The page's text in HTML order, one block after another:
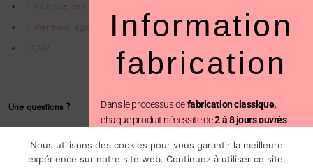
Politique de confidentialité
Mentions légales
CGV
Une questions ?
Instagram @Cofinparis
Nous utilisons des cookies pour vous garantir la meilleure
expérience sur notre site web. Continuez à utiliser ce site,
Information
fabrication
Dans le processus defabrication classique,
chaque produit nécessite de2 à 8 jours ouvrés
En revanche, avec lafabrication prioritaire, votre